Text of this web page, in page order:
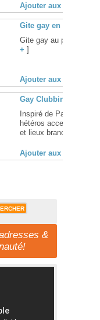
Ajouter aux favoris
Gite gay en provence
Gite gay au pieds des
+ ]
Ajouter aux favoris
Gay Clubbing
Inspiré de Paris-
hétéros acceptés ;-)
et lieux branchés pour
Ajouter aux favoris
&